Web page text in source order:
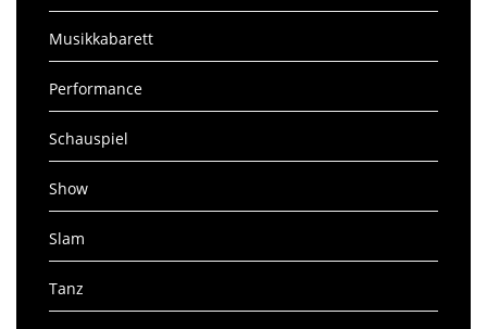
Musikkabarett
Performance
Schauspiel
Show
Slam
Tanz